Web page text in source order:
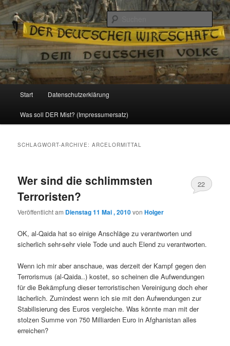
Reizzentrum
Politik, Wirtschaft, Soziales und Gesellschaft
Zum
Inhalt
Zum
sekundären
Start Datenschutzerklärung
Was soll DER Mist? (Impressumersatz)
SCHLAGWORT-ARCHIVE:ARCELORMITTAL
Wer sind die schlimmsten
Terroristen?
Veröffentlicht am Dienstag 11 Mai , 2010vonHolger
22
OK, al-Qaida hat so einige Anschläge zu verantworten und
sicherlich sehr-sehr viele Tode und auch Elend zu verantworten.
Wenn ich mir aber anschaue, was derzeit der Kampf gegen den
Terrorismus (al-Qaida..) kostet, so scheinen die Aufwendungen
für die Bekämpfung dieser terroristischen Vereinigung doch eher
lächerlich. Zumindest wenn ich sie mit den Aufwendungen zur
Stabilisierung des Euros vergleiche. Was könnte man mit der
stolzen Summe von 750 Milliarden Euro in Afghanistan alles
erreichen?